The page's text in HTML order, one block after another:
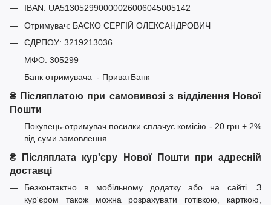
IBAN: UA513052990000026006045005142
Отримувач: БАСКО СЕРГІЙ ОЛЕКСАНДРОВИЧ
ЄДРПОУ: 3219213036
МФО: 305299
Банк отримувача - ПриватБанк
₴ Післяплатою при самовивозі з відділення Нової
Пошти
Покупець-отримувач посилки сплачує комісію - 20 грн + 2%
від суми замовлення.
₴ Післяплата кур'єру Нової Пошти при адресній
доставці
Безконтактно в мобільному додатку або на сайті. З
кур'єром також можна розрахувати готівкою, карткою,